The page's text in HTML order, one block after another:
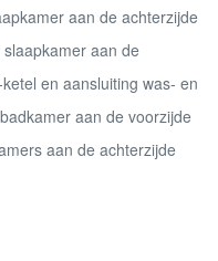
aan de achterzijde
aan de
en aansluiting was- en
aan de voorzijde
aan de achterzijde